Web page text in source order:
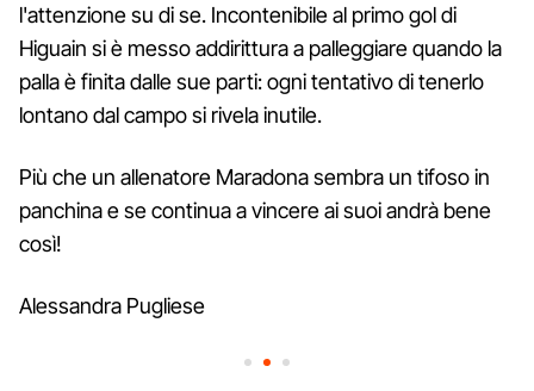
l'attenzione su di se. Incontenibile al primo gol di
Higuain si è messo addirittura a palleggiare quando la
palla è finita dalle sue parti: ogni tentativo di tenerlo
lontano dal campo si rivela inutile.
Più che un allenatore Maradona sembra un tifoso in
panchina e se continua a vincere ai suoi andrà bene
così!
Alessandra Pugliese